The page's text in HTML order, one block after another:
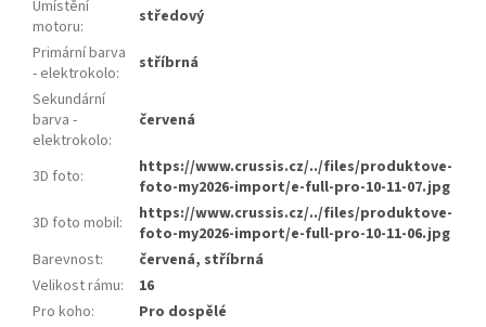
Umístění
motoru:
středový
Primární barva
- elektrokolo:
stříbrná
Sekundární
barva -
elektrokolo:
červená
3D foto:
https://www.crussis.cz/../files/produktove-
foto-my2026-import/e-full-pro-10-11-07.jpg
3D foto mobil:
https://www.crussis.cz/../files/produktove-
foto-my2026-import/e-full-pro-10-11-06.jpg
Barevnost:
červená, stříbrná
Velikost rámu:
16
Pro koho: Pro dospělé